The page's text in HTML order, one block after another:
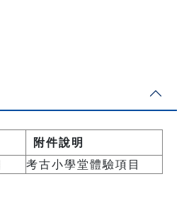
附件說明
考古小學堂體驗項目